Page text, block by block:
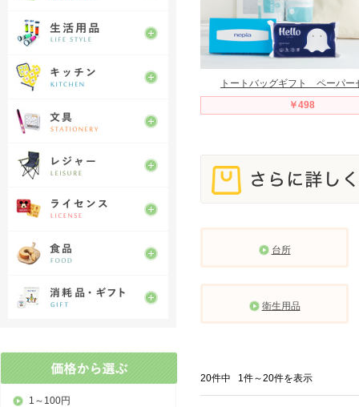
1～100円
トートバッグギフト ペーパー
￥498
台所
衛生用品
20件中 1件～20件を表示